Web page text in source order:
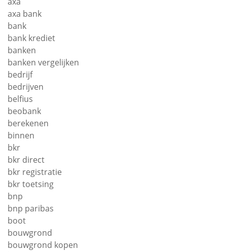
axa bank
bank
bank krediet
banken
banken vergelijken
bedrijf
bedrijven
belfius
beobank
berekenen
binnen
bkr
bkr direct
bkr registratie
bkr toetsing
bnp
bnp paribas
boot
bouwgrond
bouwgrond kopen